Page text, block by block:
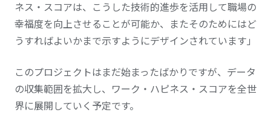
ネス・スコアは、こうした技術的進歩を活用して職場の
幸福度を向上させることが可能か、またそのためにはど
うすればよいかまで示すようにデザインされています」
このプロジェクトはまだ始まったばかりですが、データ
の収集範囲を拡大し、ワーク・ハピネス・スコアを全世
界に展開していく予定です。